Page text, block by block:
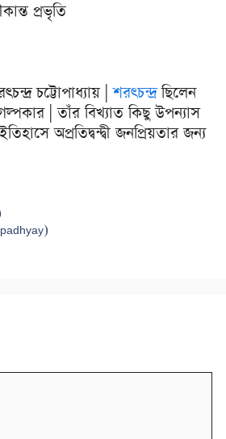
প্রভৃতি
চট্টোপাধ্যায় |শরৎচন্দ্রছিলেন
| তাঁর বিখ্যাত কিছু উপন্যাস
অপ্রতিদ্বন্দ্বী জনপ্রিয়তার জন্য